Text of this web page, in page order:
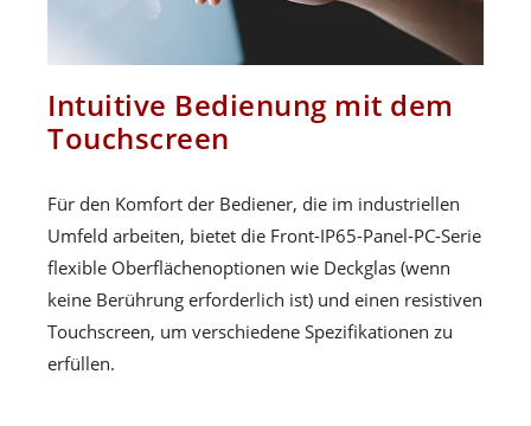
Intuitive Bedienung mit dem
Touchscreen
Für den Komfort der Bediener, die im industriellen
Umfeld arbeiten, bietet die Front-IP65-Panel-PC-Serie
flexible Oberflächenoptionen wie Deckglas (wenn
keine Berührung erforderlich ist) und einen resistiven
Touchscreen, um verschiedene Spezifikationen zu
erfüllen.